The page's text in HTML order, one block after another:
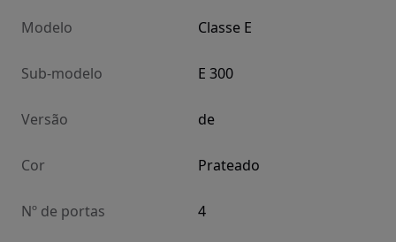
Modelo Classe E
Sub-modelo E 300
Versão de
Cor Prateado
Nº de portas 4